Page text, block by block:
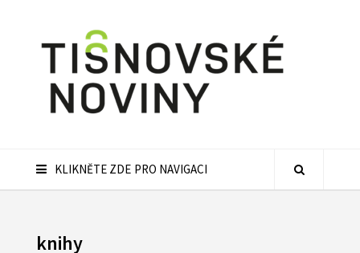
KLIKNĚTE ZDE PRO NAVIGACI
knihy